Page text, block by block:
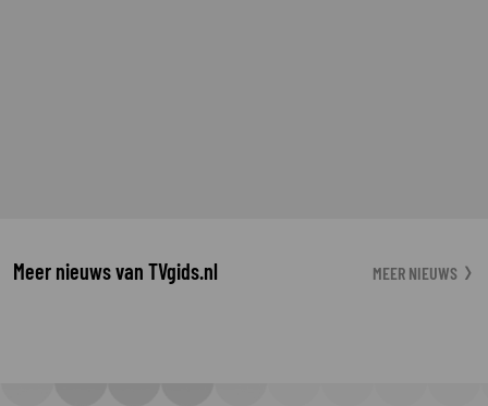
Meer nieuws van TVgids.nl MEER NIEUWS